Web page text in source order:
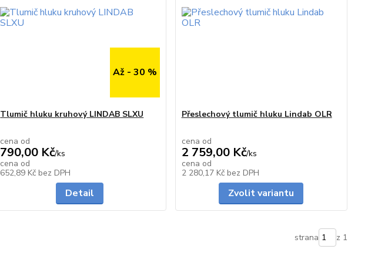
Až - 30 %
Tlumič hluku kruhový LINDAB SLXU
cena od
790,00 Kč/ks
cena od
652,89 Kč bez DPH
Detail
Přeslechový tlumič hluku Lindab OLR
cena od
2 759,00 Kč/ks
cena od
2 280,17 Kč bez DPH
Zvolit variantu
strana z 1